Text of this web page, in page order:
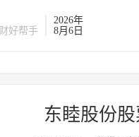
好帮手
2026年
8月6日
东睦股份